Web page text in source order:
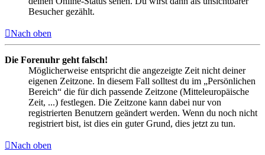
Besucher gezählt.
Nach oben
Die Forenuhr geht falsch!
Möglicherweise entspricht die angezeigte Zeit nicht deiner
eigenen Zeitzone. In diesem Fall solltest du im „Persönlichen
Bereich“ die für dich passende Zeitzone (Mitteleuropäische
Zeit, ...) festlegen. Die Zeitzone kann dabei nur von
registrierten Benutzern geändert werden. Wenn du noch nicht
registriert bist, ist dies ein guter Grund, dies jetzt zu tun.
Nach oben